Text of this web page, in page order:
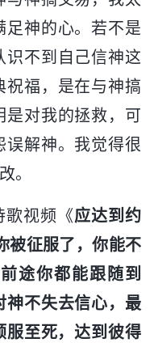
足神的心。若不是
识不到自己信神这
祝福，是在与神搞
是对我的拯救，可
误解神。我觉得很
。
歌视频《应达到约
被征服了，你能不
途你都能跟随到
神不失去信心，最
至死，达到彼得